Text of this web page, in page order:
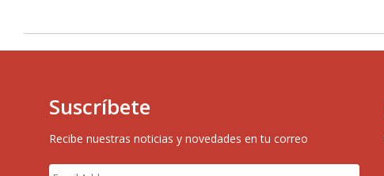
Suscríbete
Recibe nuestras noticias y novedades en tu correo